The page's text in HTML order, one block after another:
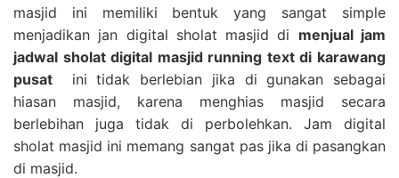
masjid ini memiliki bentuk yang sangat simple
menjadikan jan digital sholat masjid di menjual jam
jadwal sholat digital masjid running text di karawang
pusat ini tidak berlebian jika di gunakan sebagai
hiasan masjid, karena menghias masjid secara
berlebihan juga tidak di perbolehkan. Jam digital
sholat masjid ini memang sangat pas jika di pasangkan
di masjid.